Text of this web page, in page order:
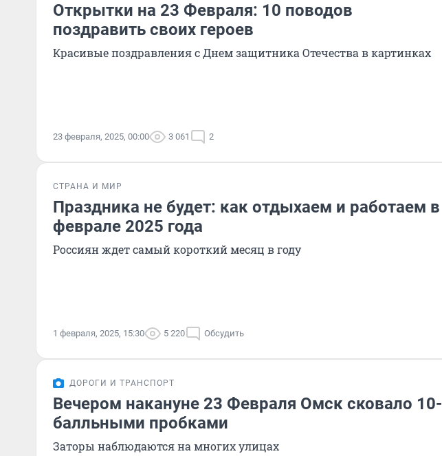
Открытки на 23 Февраля: 10 поводов
поздравить своих героев
Красивые поздравления с Днем защитника Отечества в картинках
23 февраля, 2025, 00:00 3 061 2
СТРАНА И МИР
Праздника не будет: как отдыхаем и работаем в
феврале 2025 года
Россиян ждет самый короткий месяц в году
1 февраля, 2025, 15:30 5 220 Обсудить
ДОРОГИ И ТРАНСПОРТ
Вечером накануне 23 Февраля Омск сковало 10-
балльными пробками
Заторы наблюдаются на многих улицах